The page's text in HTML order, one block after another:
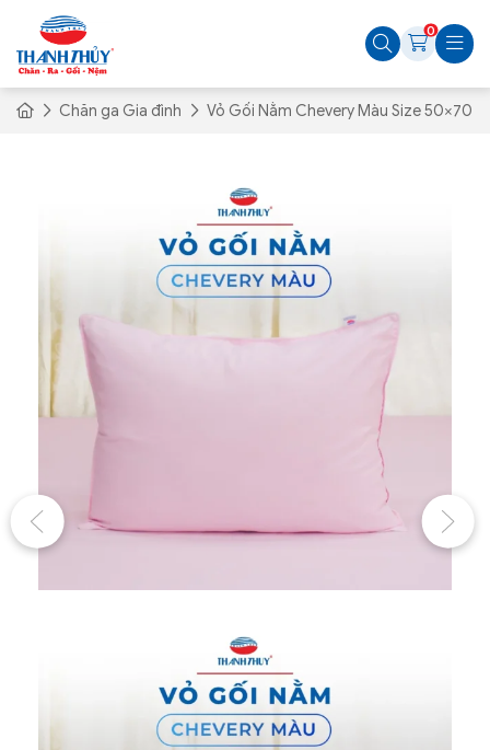
0
Chăn ga Gia đình Vỏ Gối Nằm Chevery Màu Size 50×70